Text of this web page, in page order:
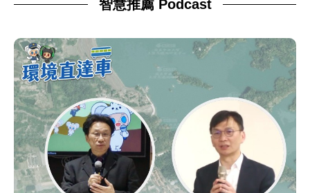
智慧推薦 Podcast